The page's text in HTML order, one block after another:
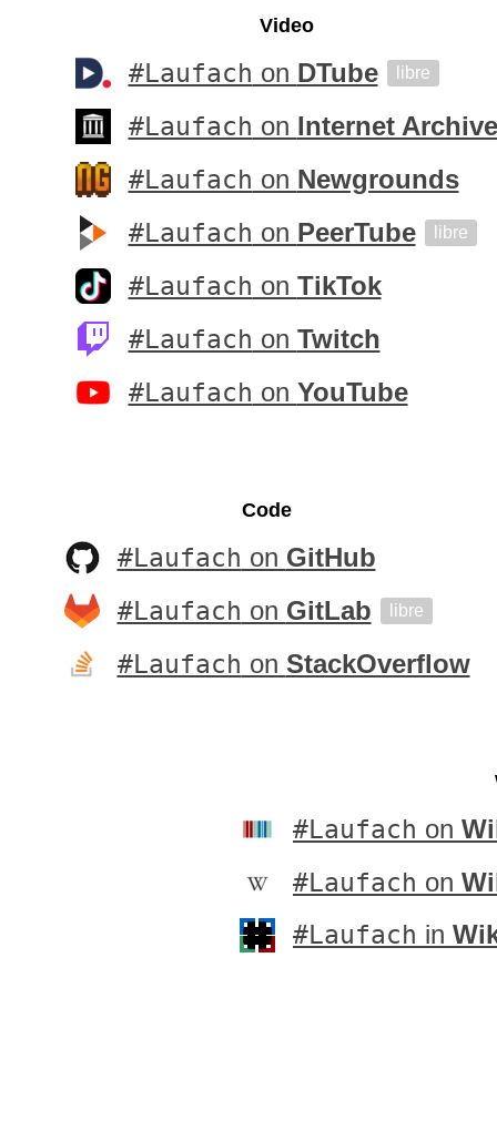
Video
#Laufach on DTube libre
#Laufach on Internet Archive
#Laufach on Newgrounds
#Laufach on PeerTube libre
#Laufach on TikTok
#Laufach on Twitch
#Laufach on YouTube
Code
#Laufach on GitHub
#Laufach on GitLab libre
#Laufach on StackOverflow
#Laufach on
#Laufach on
#Laufach in